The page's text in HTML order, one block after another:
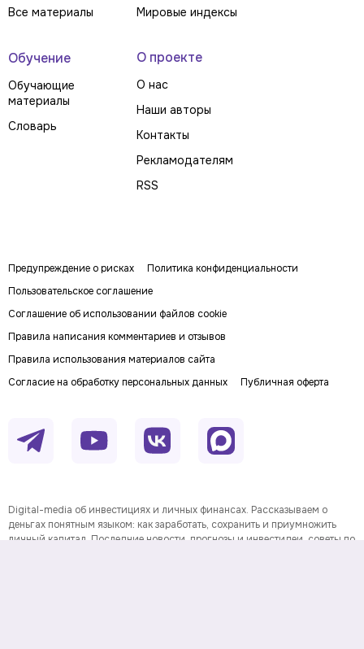
Все материалы
Мировые индексы
Обучение
Обучающие
материалы
Словарь
О проекте
О нас
Наши авторы
Контакты
Рекламодателям
RSS
Предупреждение о рисках
Политика конфиденциальности
Пользовательское соглашение
Соглашение об использовании файлов cookie
Правила написания комментариев и отзывов
Правила использования материалов сайта
Согласие на обработку персональных данных
Публичная оферта
Digital-media об инвестициях и личных финансах. Рассказываем о
деньгах понятным языком: как заработать, сохранить и приумножить
личный капитал. Последние новости, прогнозы и инвестидеи, советы по